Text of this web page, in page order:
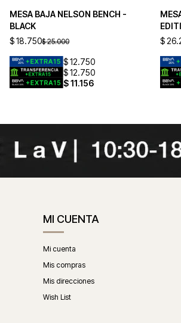
MESA BAJA NELSON BENCH -
BLACK
$ 18.750$ 25.000
$ 12.750
$ 12.750
$ 11.156
$
MI CUENTA
Mi cuenta
Mis compras
Mis direcciones
Wish List